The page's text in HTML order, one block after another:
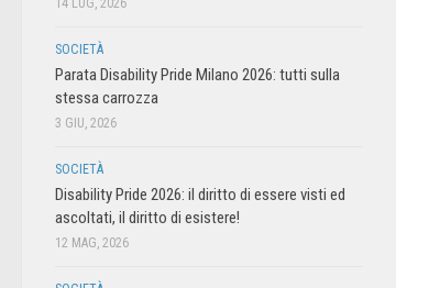
14 LUG, 2026
SOCIETÀ
Parata Disability Pride Milano 2026: tutti sulla
stessa carrozza
3 GIU, 2026
SOCIETÀ
Disability Pride 2026: il diritto di essere visti ed
ascoltati, il diritto di esistere!
12 MAG, 2026